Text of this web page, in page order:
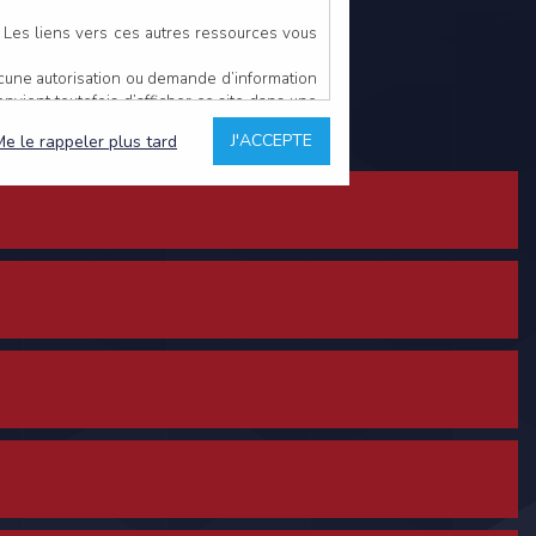
liens vers ces autres ressources vous
autorisation ou demande d’information
toutefois d’afficher ce site dans une
estime non conforme à l’objet du site
comme étant fiables.
avoir fait l’objet de mises à jour. En
l’utilisateur, qui assume la totalité des
l’interprétation ou de l’utilisation des
hors du contrôle de l’EDITEUR, et
J'ACCEPTE
le rappeler plus tard